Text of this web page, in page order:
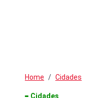
Home Cidades
Cidades